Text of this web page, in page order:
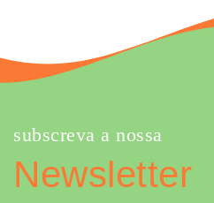
subscreva a nossa
Newsletter